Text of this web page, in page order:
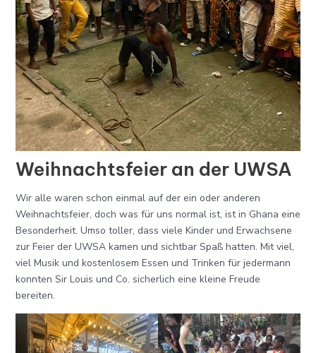
Weihnachtsfeier an der UWSA
Wir alle waren schon einmal auf der ein oder anderen
Weihnachtsfeier, doch was für uns normal ist, ist in Ghana eine
Besonderheit. Umso toller, dass viele Kinder und Erwachsene
zur Feier der UWSA kamen und sichtbar Spaß hatten. Mit viel,
viel Musik und kostenlosem Essen und Trinken für jedermann
konnten Sir Louis und Co. sicherlich eine kleine Freude
bereiten.